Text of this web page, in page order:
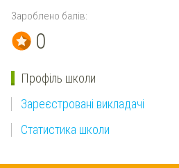
Зароблено балів:
0
Профіль школи
Зареєстровані викладачі
Статистика школи